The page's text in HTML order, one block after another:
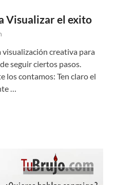
Visualizar el exito
visualización creativa para
seguir ciertos pasos.
los contamos: Ten claro el
…